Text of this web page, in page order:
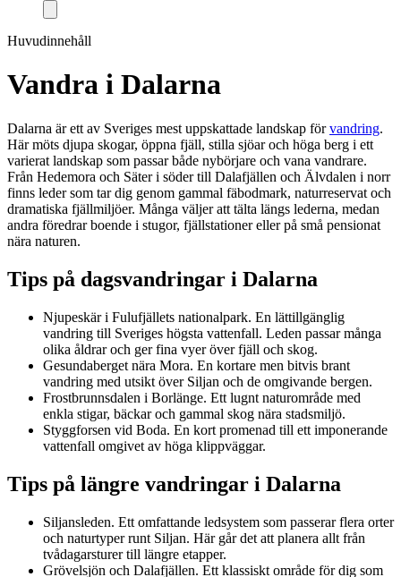
Huvudinnehåll
Vandra i Dalarna
Dalarna är ett av Sveriges mest uppskattade landskap förvandring.
Här möts djupa skogar, öppna fjäll, stilla sjöar och höga berg i ett
varierat landskap som passar både nybörjare och vana vandrare.
Från Hedemora och Säter i söder till Dalafjällen och Älvdalen i norr
finns leder som tar dig genom gammal fäbodmark, naturreservat och
dramatiska fjällmiljöer. Många väljer att tälta längs lederna, medan
andra föredrar boende i stugor, fjällstationer eller på små pensionat
nära naturen.
Tips på dagsvandringar i Dalarna
Njupeskär i Fulufjällets nationalpark. En lättillgänglig
vandring till Sveriges högsta vattenfall. Leden passar många
olika åldrar och ger fina vyer över fjäll och skog.
Gesundaberget nära Mora. En kortare men bitvis brant
vandring med utsikt över Siljan och de omgivande bergen.
Frostbrunnsdalen i Borlänge. Ett lugnt naturområde med
enkla stigar, bäckar och gammal skog nära stadsmiljö.
Styggforsen vid Boda. En kort promenad till ett imponerande
vattenfall omgivet av höga klippväggar.
Tips på längre vandringar i Dalarna
Siljansleden. Ett omfattande ledsystem som passerar flera orter
och naturtyper runt Siljan. Här går det att planera allt från
tvådagarsturer till längre etapper.
Grövelsjön och Dalafjällen. Ett klassiskt område för dig som